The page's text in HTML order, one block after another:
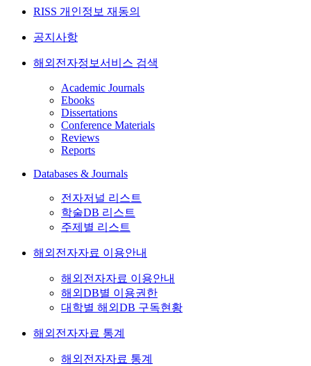
RISS 개인정보 재동의
공지사항
해외전자정보서비스 검색
Academic Journals
Ebooks
Dissertations
Conference Materials
Reviews
Reports
Databases & Journals
전자저널 리스트
학술DB 리스트
주제별 리스트
해외전자자료 이용안내
해외전자자료 이용안내
해외DB별 이용권한
대학별 해외DB 구독현황
해외전자자료 통계
해외전자자료 통계